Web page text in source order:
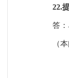
22.
答：
（